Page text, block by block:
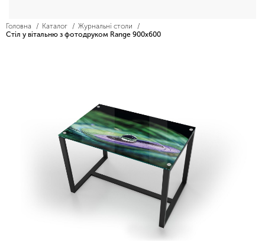
Головна Каталог
Журнальні столи
Cтіл у вітальню з фотодруком Range 900х600